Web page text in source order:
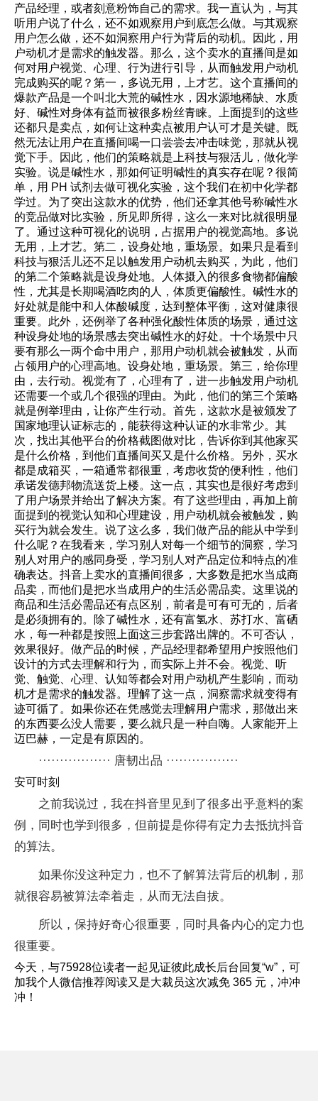
产品经理，或者刻意粉饰自己的需求。我一直认为，与其
听用户说了什么，还不如观察用户到底怎么做。与其观察
用户怎么做，还不如洞察用户行为背后的动机。因此，用
户动机才是需求的触发器。那么，这个卖水的直播间是如
何对用户视觉、心理、行为进行引导，从而触发用户动机
完成购买的呢？第一，多说无用，上才艺。这个直播间的
爆款产品是一个叫北大荒的碱性水，因水源地稀缺、水质
好、碱性对身体有益而被很多粉丝青睐。上面提到的这些
还都只是卖点，如何让这种卖点被用户认可才是关键。既
然无法让用户在直播间喝一口尝尝去冲击味觉，那就从视
觉下手。因此，他们的策略就是上科技与狠活儿，做化学
实验。说是碱性水，那如何证明碱性的真实存在呢？很简
单，用 PH 试剂去做可视化实验，这个我们在初中化学都
学过。为了突出这款水的优势，他们还拿其他号称碱性水
的竞品做对比实验，所见即所得，这么一来对比就很明显
了。通过这种可视化的说明，占据用户的视觉高地。多说
无用，上才艺。第二，设身处地，重场景。如果只是看到
科技与狠活儿还不足以触发用户动机去购买，为此，他们
的第二个策略就是设身处地。人体摄入的很多食物都偏酸
性，尤其是长期喝酒吃肉的人，体质更偏酸性。碱性水的
好处就是能中和人体酸碱度，达到整体平衡，这对健康很
重要。此外，还例举了各种强化酸性体质的场景，通过这
种设身处地的场景感去突出碱性水的好处。十个场景中只
要有那么一两个命中用户，那用户动机就会被触发，从而
占领用户的心理高地。设身处地，重场景。第三，给你理
由，去行动。视觉有了，心理有了，进一步触发用户动机
还需要一个或几个很强的理由。为此，他们的第三个策略
就是例举理由，让你产生行动。首先，这款水是被颁发了
国家地理认证标志的，能获得这种认证的水非常少。其
次，找出其他平台的价格截图做对比，告诉你到其他家买
是什么价格，到他们直播间买又是什么价格。另外，买水
都是成箱买，一箱通常都很重，考虑收货的便利性，他们
承诺发德邦物流送货上楼。这一点，其实也是很好考虑到
了用户场景并给出了解决方案。有了这些理由，再加上前
面提到的视觉认知和心理建设，用户动机就会被触发，购
买行为就会发生。说了这么多，我们做产品的能从中学到
什么呢？在我看来，学习别人对每一个细节的洞察，学习
别人对用户的感同身受，学习别人对产品定位和特点的准
确表达。抖音上卖水的直播间很多，大多数是把水当成商
品卖，而他们是把水当成用户的生活必需品卖。这里说的
商品和生活必需品还有点区别，前者是可有可无的，后者
是必须拥有的。除了碱性水，还有富氢水、苏打水、富硒
水，每一种都是按照上面这三步套路出牌的。不可否认，
效果很好。做产品的时候，产品经理都希望用户按照他们
设计的方式去理解和行为，而实际上并不会。视觉、听
觉、触觉、心理、认知等都会对用户动机产生影响，而动
机才是需求的触发器。理解了这一点，洞察需求就变得有
迹可循了。如果你还在凭感觉去理解用户需求，那做出来
的东西要么没人需要，要么就只是一种自嗨。人家能开上
迈巴赫，一定是有原因的。
················· 唐韧出品 ·················
安可时刻
之前我说过，我在抖音里见到了很多出乎意料的案
例，同时也学到很多，但前提是你得有定力去抵抗抖音
的算法。
如果你没这种定力，也不了解算法背后的机制，那
就很容易被算法牵着走，从而无法自拔。
所以，保持好奇心很重要，同时具备内心的定力也
很重要。
今天，与75928位读者一起见证彼此成长后台回复“w”，可
加我个人微信推荐阅读又是大裁员这次减免 365 元，冲冲
冲！